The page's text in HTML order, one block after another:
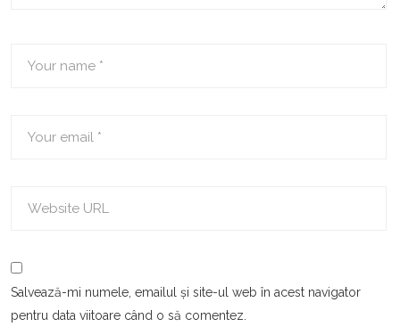
Salvează-mi numele, emailul și site-ul web în acest navigator
pentru data viitoare când o să comentez.